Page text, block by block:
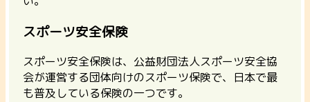
スポーツ安全保険
スポーツ安全保険は、公益財団法人スポーツ安全協
会が運営する団体向けのスポーツ保険で、 日本で最
も普及している保険の一つです。